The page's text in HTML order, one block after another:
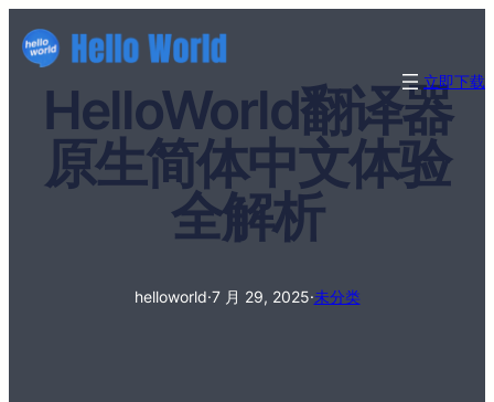
立即下载
HelloWorld翻译器
原生简体中文体验
全解析
helloworld·7 月 29, 2025·未分类